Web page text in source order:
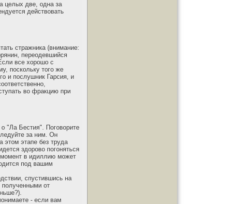
целых две, одна за
действовать
стражника (внимание:
переодевшийся
все хорошо с
поскольку того же
и послушник Гарсия, и
во фракцию при
о "Ла Бестия". Поговорите
за ним. Он
этом этапе без труда
здорово погоняться
момент в идиллию может
под вашим
спустившись на
полученными от
- если вам